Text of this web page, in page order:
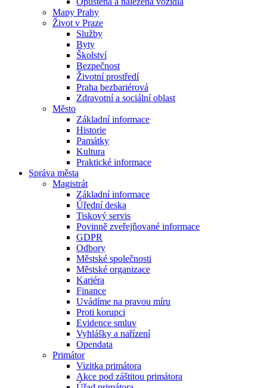
Mapy Prahy
Život v Praze
Služby
Byty
Školství
Bezpečnost
Životní prostředí
Praha bezbariérová
Zdravotní a sociální oblast
Město
Základní informace
Historie
Památky
Kultura
Praktické informace
Správa města
Magistrát
Základní informace
Úřední deska
Tiskový servis
Povinně zveřejňované informace
GDPR
Odbory
Městské společnosti
Městské organizace
Kariéra
Finance
Uvádíme na pravou míru
Proti korupci
Evidence smluv
Vyhlášky a nařízení
Opendata
Primátor
Vizitka primátora
Akce pod záštitou primátora